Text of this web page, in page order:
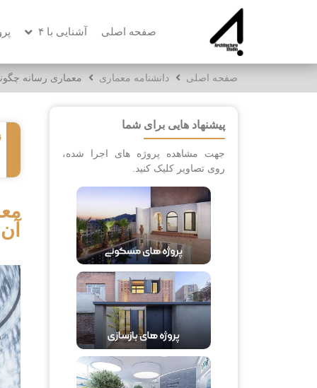
صفحه اصلی آشنایی با ۴
صفحه اصلی دانشنامه معماری معماری رسانه
پیشنهاد هایی برای شما
جهت مشاهده پروژه های اجرا شده،
روی تصاویر کلیک کنید.